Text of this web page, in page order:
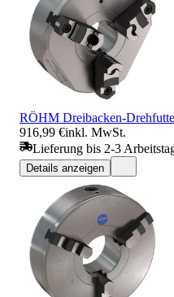
RÖHM Dreibacken-
916,99 €inkl. MwSt.
Lieferung bis 2-3
Details anzeigen